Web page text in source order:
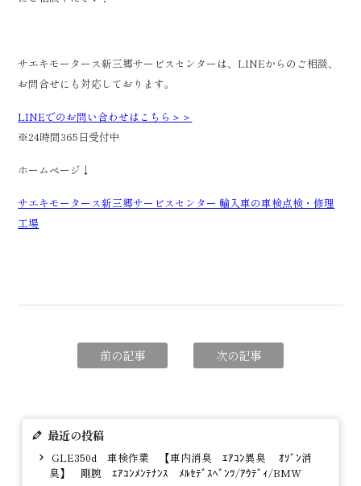
サエキモータース新三郷サービスセンターは、LINEからのご相談、
お問合せにも対応しております。
LINEでのお問い合わせはこちら＞＞
※24時間365日受付中
ホームページ↓
サエキモータース新三郷サービスセンター 輸入車の車検点検・修理
工場
前の記事 次の記事
最近の投稿
GLE350d 車検作業 【車内消臭 ｴｱｺﾝ異臭 ｵｿﾞﾝ消
臭】 剛腕 ｴｱｺﾝﾒﾝﾃﾅﾝｽ ﾒﾙｾﾃﾞｽﾍﾞﾝﾂ/ｱｳﾃﾞｨ/BMW